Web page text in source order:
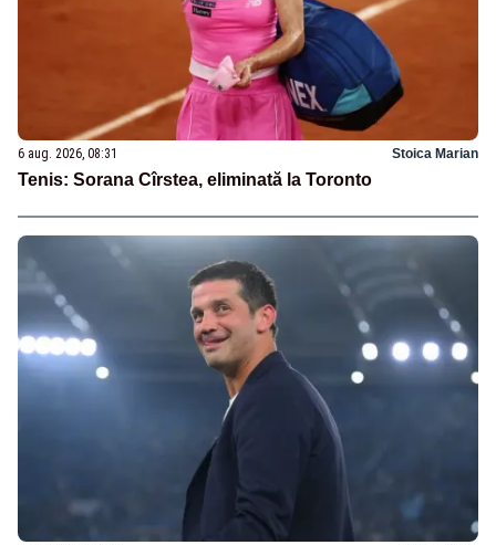
6 aug. 2026, 08:31 Stoica Marian
Tenis: Sorana Cîrstea, eliminată la Toronto